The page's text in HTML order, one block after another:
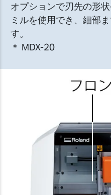
オプションで刃先の形
ミルを使用でき、細部
す。
＊ MDX-20